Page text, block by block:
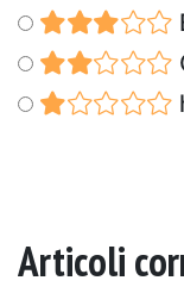
Articoli